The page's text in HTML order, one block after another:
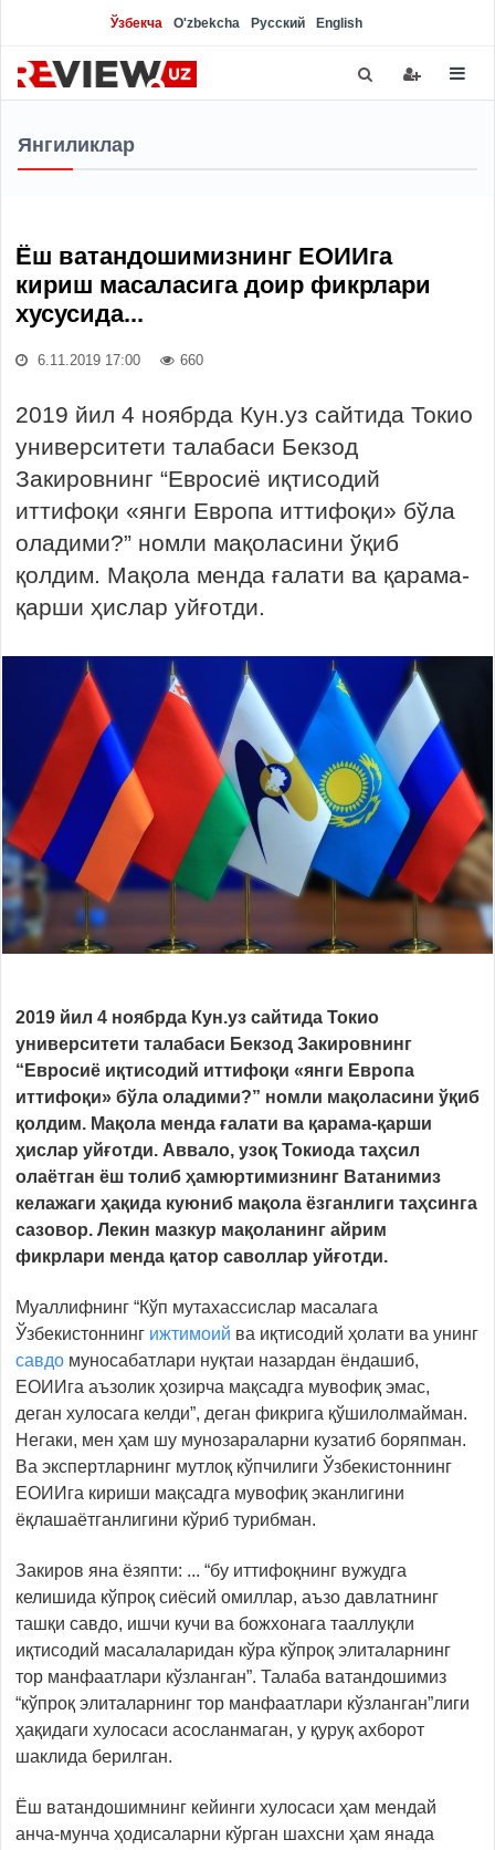
Ўзбекча O'zbekcha Русский English
Янгиликлар
Ёш ватандошимизнинг ЕОИИга
кириш масаласига доир фикрлари
хусусида...
6.11.2019 17:00 660
2019 йил 4 ноябрда Кун.уз сайтида Токио
университети талабаси Бекзод
Закировнинг “Евросиё иқтисодий
иттифоқи «янги Европа иттифоқи» бўла
оладими?” номли мақоласини ўқиб
қолдим. Мақола менда ғалати ва қарама-
қарши ҳислар уйғотди.
2019 йил 4 ноябрда Кун.уз сайтида Токио
университети талабаси Бекзод Закировнинг
“Евросиё иқтисодий иттифоқи «янги Европа
иттифоқи» бўла оладими?” номли мақоласини ўқиб
қолдим. Мақола менда ғалати ва қарама-қарши
ҳислар уйғотди. Аввало, узоқ Токиода таҳсил
олаётган ёш толиб ҳамюртимизнинг Ватанимиз
келажаги ҳақида куюниб мақола ёзганлиги таҳсинга
сазовор. Лекин мазкур мақоланинг айрим
фикрлари менда қатор саволлар уйғотди.
Муаллифнинг “Кўп мутахассислар масалага
Ўзбекистоннинг ижтимоий ва иқтисодий ҳолати ва унинг
савдо муносабатлари нуқтаи назардан ёндашиб,
ЕОИИга аъзолик ҳозирча мақсадга мувофиқ эмас,
деган хулосага келди”, деган фикрига қўшилолмайман.
Негаки, мен ҳам шу мунозараларни кузатиб боряпман.
Ва экспертларнинг мутлоқ кўпчилиги Ўзбекистоннинг
ЕОИИга кириши мақсадга мувофиқ эканлигини
ёқлашаётганлигини кўриб турибман.
Закиров яна ёзяпти: ... “бу иттифоқнинг вужудга
келишида кўпроқ сиёсий омиллар, аъзо давлатнинг
ташқи савдо, ишчи кучи ва божхонага тааллуқли
иқтисодий масалаларидан кўра кўпроқ элиталарнинг
тор манфаатлари кўзланган”. Талаба ватандошимиз
“кўпроқ элиталарнинг тор манфаатлари кўзланган”лиги
ҳақидаги хулосаси асосланмаган, у қуруқ ахборот
шаклида берилган.
Ёш ватандошимнинг кейинги хулосаси ҳам мендай
анча-мунча ҳодисаларни кўрган шахсни ҳам янада